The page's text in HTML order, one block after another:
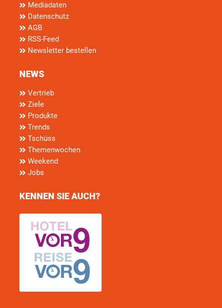
Mediadaten
Datenschutz
AGB
RSS-Feed
Newsletter bestellen
NEWS
Vertrieb
Ziele
Produkte
Trends
Tschüss
Themenwochen
Weekend
Jobs
KENNEN SIE AUCH?